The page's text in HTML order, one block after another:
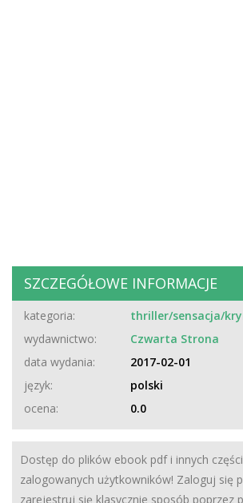
SZCZEGÓŁOWE INFORMACJE
kategoria:
thriller/sensacja/
wydawnictwo:
Czwarta Strona
data wydania:
2017-02-01
język:
polski
ocena:
0.0
Dostęp do plików ebook pdf i innych
zalogowanych użytkowników! Zaloguj się
zarejestruj się klasycznie sposób poprzez